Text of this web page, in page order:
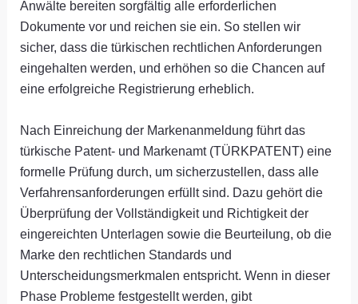
Anwälte bereiten sorgfältig alle erforderlichen
Dokumente vor und reichen sie ein. So stellen wir
sicher, dass die türkischen rechtlichen Anforderungen
eingehalten werden, und erhöhen so die Chancen auf
eine erfolgreiche Registrierung erheblich.
Nach Einreichung der Markenanmeldung führt das
türkische Patent- und Markenamt (TÜRKPATENT) eine
formelle Prüfung durch, um sicherzustellen, dass alle
Verfahrensanforderungen erfüllt sind. Dazu gehört die
Überprüfung der Vollständigkeit und Richtigkeit der
eingereichten Unterlagen sowie die Beurteilung, ob die
Marke den rechtlichen Standards und
Unterscheidungsmerkmalen entspricht. Wenn in dieser
Phase Probleme festgestellt werden, gibt